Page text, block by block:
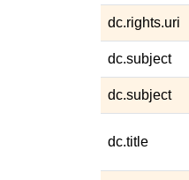
dc.rights.uri
dc.subject
dc.subject
dc.title